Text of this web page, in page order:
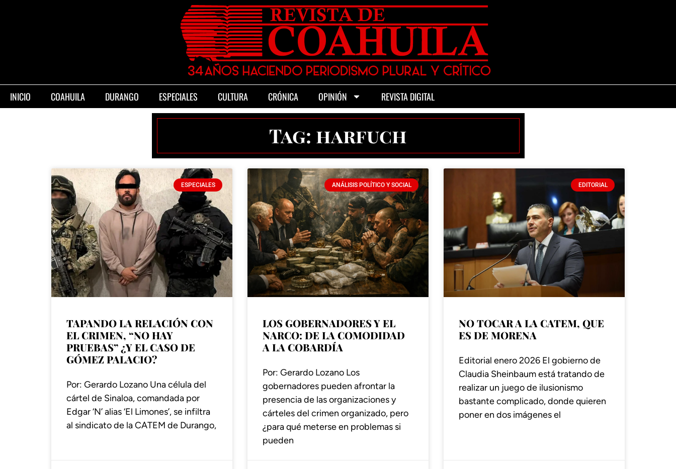
INICIO COAHUILA DURANGO ESPECIALES CULTURA CRÓNICA OPINIÓN REVISTA DIGITAL
Tag: harfuch
ESPECIALES
TAPANDO LA RELACIÓN CON
EL CRIMEN, “NO HAY
PRUEBAS” ¿Y EL CASO DE
GÓMEZ PALACIO?
Por: Gerardo Lozano Una célula del
cártel de Sinaloa, comandada por
Edgar ‘N’ alias ‘El Limones’, se infiltra
al sindicato de la CATEM de Durango,
ANÁLISIS POLÍTICO Y SOCIAL
LOS GOBERNADORES Y EL
NARCO: DE LA COMODIDAD
A LA COBARDÍA
Por: Gerardo Lozano Los
gobernadores pueden afrontar la
presencia de las organizaciones y
cárteles del crimen organizado, pero
¿para qué meterse en problemas si
pueden
EDITORIAL
NO TOCAR A LA CATEM, QUE
ES DE MORENA
Editorial enero 2026 El gobierno de
Claudia Sheinbaum está tratando de
realizar un juego de ilusionismo
bastante complicado, donde quieren
poner en dos imágenes el